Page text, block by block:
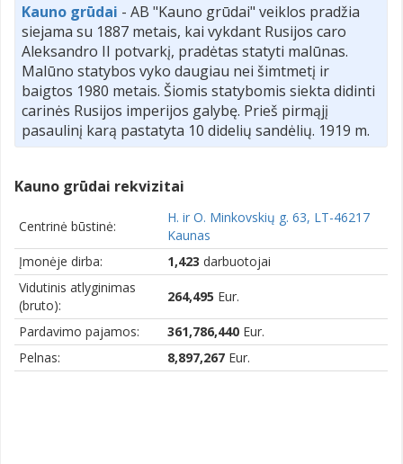
Kauno grūdai - AB "Kauno grūdai" veiklos pradžia
siejama su 1887 metais, kai vykdant Rusijos caro
Aleksandro II potvarkį, pradėtas statyti malūnas.
Malūno statybos vyko daugiau nei šimtmetį ir
baigtos 1980 metais. Šiomis statybomis siekta didinti
carinės Rusijos imperijos galybę. Prieš pirmąjį
pasaulinį karą pastatyta 10 didelių sandėlių. 1919 m.
Kauno grūdai rekvizitai
Centrinė būstinė:
H. ir O. Minkovskių g. 63, LT-46217
Kaunas
Įmonėje dirba:
1,423 darbuotojai
Vidutinis atlyginimas
(bruto):
264,495 Eur.
Pardavimo pajamos: 361,786,440 Eur.
Pelnas:
8,897,267 Eur.